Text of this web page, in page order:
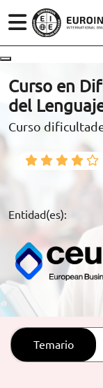
ESTUDIOS
CONOCE
RECURSOS
ARTÍCULOS
(+34)958 050 200
900 831 200
TRABAJA CON
Curso en
del
Curso
Entidad(es):
Temario